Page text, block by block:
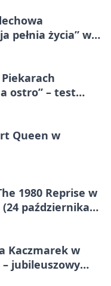
pełnia życia” w
ostro” – test
Queen w
1980 Reprise w
października
Kaczmarek w
jubileuszowy